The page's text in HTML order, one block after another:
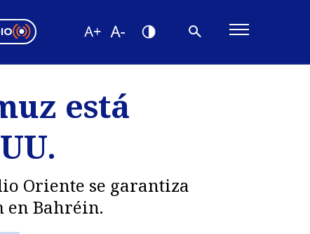
está
Oriente se garantiza
en Bahréin.